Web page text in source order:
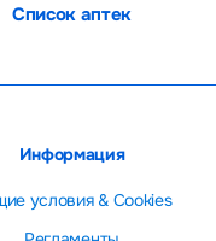
Список аптек
Информация
условия & Cookies